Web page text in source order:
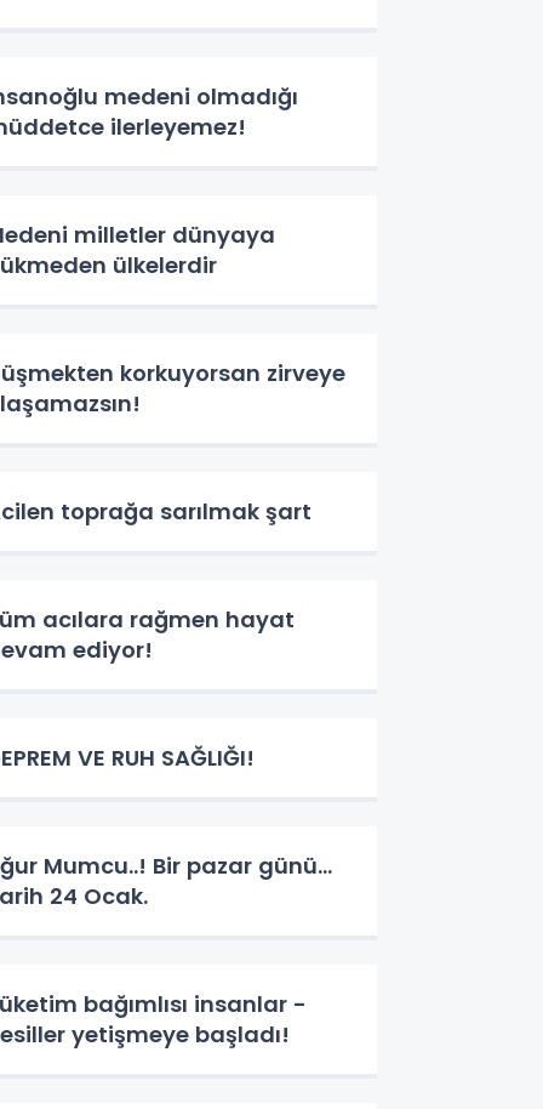
medeni olmadığı
ilerleyemez!
milletler dünyaya
ülkelerdir
korkuyorsan zirveye
toprağa sarılmak şart
acılara rağmen hayat
ediyor!
VE RUH SAĞLIĞI!
Mumcu..! Bir pazar günü…
24 Ocak.
bağımlısı insanlar -
yetişmeye başladı!